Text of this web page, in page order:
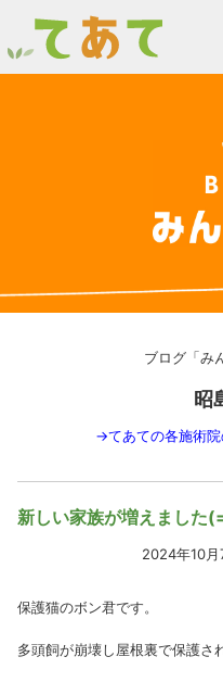
ブログ「み
昭
→てあての各施術
新しい家族が増えました
2024年10月
保護猫のボン君です。
多頭飼が崩壊し屋根裏で保護さ